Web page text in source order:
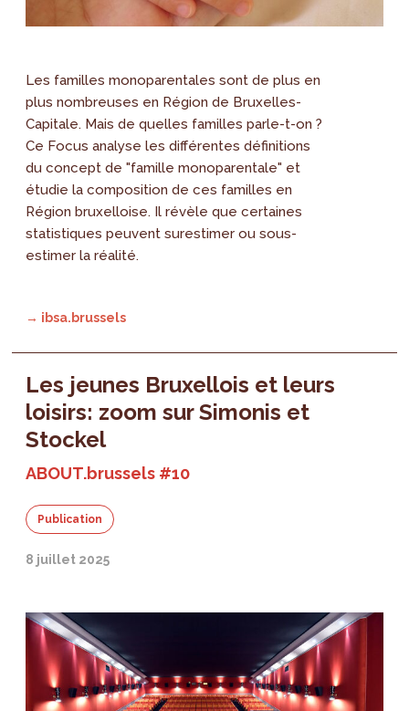
Les familles monoparentales sont de plus en
plus nombreuses en Région de Bruxelles-
Capitale. Mais de quelles familles parle-t-on ?
Ce Focus analyse les différentes définitions
du concept de "famille monoparentale" et
étudie la composition de ces familles en
Région bruxelloise. Il révèle que certaines
statistiques peuvent surestimer ou sous-
estimer la réalité.
→ ibsa.brussels
Les jeunes Bruxellois et leurs
loisirs: zoom sur Simonis et
Stockel
ABOUT.brussels #10
Publication
8 juillet 2025